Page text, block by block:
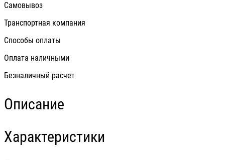
Самовывоз
Транспортная компания
Способы оплаты
Оплата наличными
Безналичный расчет
Описание
Характеристики